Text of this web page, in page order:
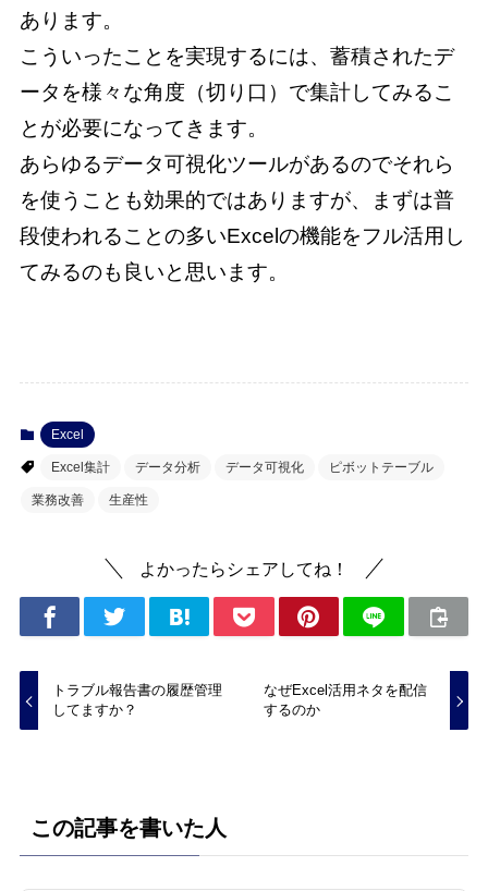
あります。
こういったことを実現するには、蓄積されたデ
ータを様々な角度（切り口）で集計してみるこ
とが必要になってきます。
あらゆるデータ可視化ツールがあるのでそれら
を使うことも効果的ではありますが、まずは普
段使われることの多いExcelの機能をフル活用し
てみるのも良いと思います。
Excel
Excel集計 データ分析 データ可視化 ピボットテーブル
業務改善 生産性
よかったらシェアしてね！
トラブル報告書の履歴管理
してますか？
なぜExcel活用ネタを配信
するのか
この記事を書いた人